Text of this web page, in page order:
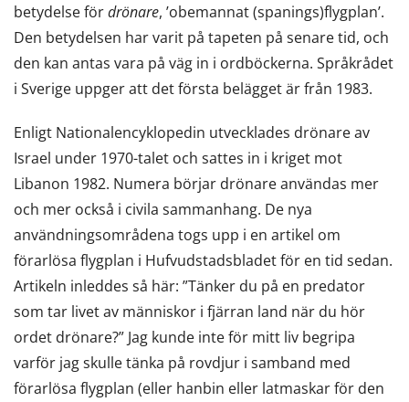
betydelse fördrönare, ’obemannat (spanings)flygplan’.
Den betydelsen har varit på tapeten på senare tid, och
den kan antas vara på väg in i ordböckerna. Språkrådet
i Sverige uppger att det första belägget är från 1983.
Enligt Nationalencyklopedin utvecklades drönare av
Israel under 1970-talet och sattes in i kriget mot
Libanon 1982. Numera börjar drönare användas mer
och mer också i civila sammanhang. De nya
användningsområdena togs upp i en artikel om
förarlösa flygplan i Hufvudstadsbladet för en tid sedan.
Artikeln inleddes så här: ”Tänker du på en predator
som tar livet av människor i fjärran land när du hör
ordet drönare?” Jag kunde inte för mitt liv begripa
varför jag skulle tänka på rovdjur i samband med
förarlösa flygplan (eller hanbin eller latmaskar för den